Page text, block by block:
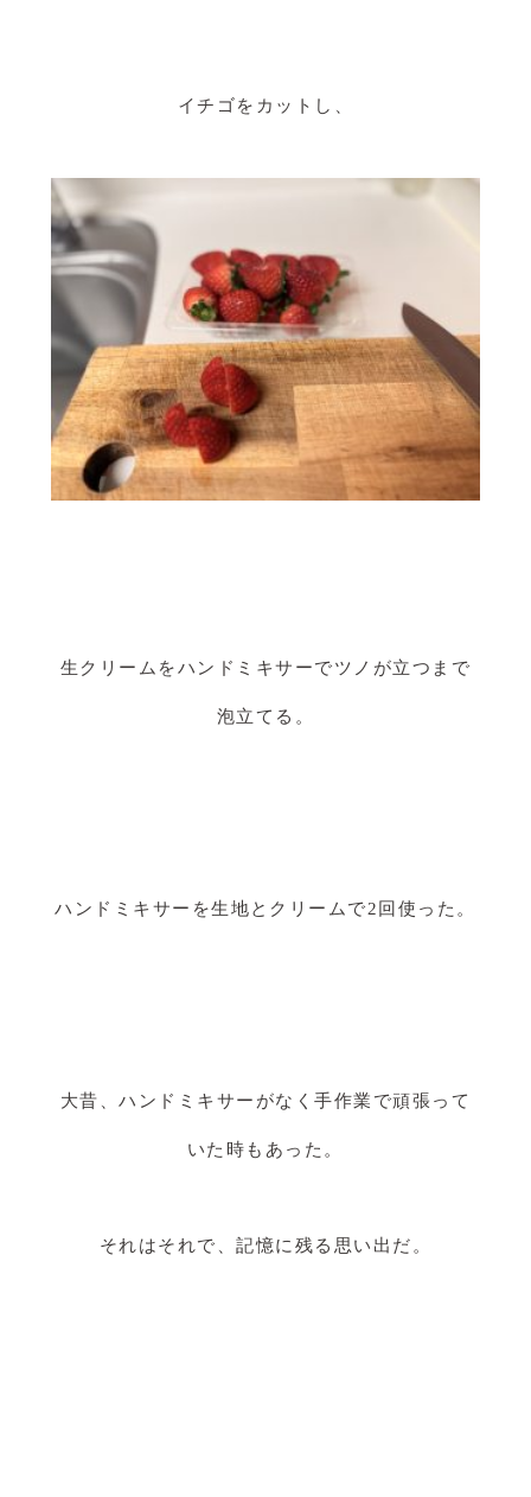
イチゴをカットし、
生クリームをハンドミキサーでツノが立つまで
泡立てる。
ハンドミキサーを生地とクリームで2回使った。
大昔、ハンドミキサーがなく手作業で頑張って
いた時もあった。
それはそれで、記憶に残る思い出だ。